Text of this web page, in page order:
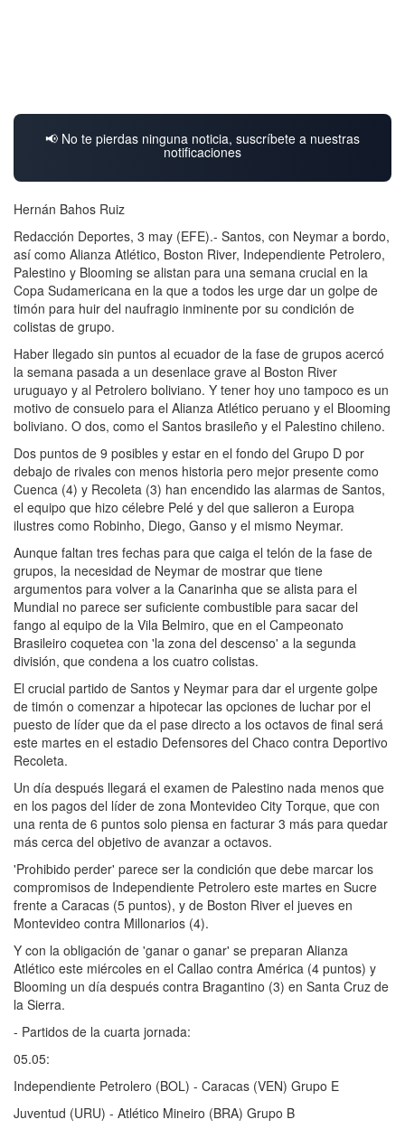
📢 No te pierdas ninguna noticia, suscríbete a nuestras
notificaciones
Hernán Bahos Ruiz
Redacción Deportes, 3 may (EFE).- Santos, con Neymar a bordo,
así como Alianza Atlético, Boston River, Independiente Petrolero,
Palestino y Blooming se alistan para una semana crucial en la
Copa Sudamericana en la que a todos les urge dar un golpe de
timón para huir del naufragio inminente por su condición de
colistas de grupo.
Haber llegado sin puntos al ecuador de la fase de grupos acercó
la semana pasada a un desenlace grave al Boston River
uruguayo y al Petrolero boliviano. Y tener hoy uno tampoco es un
motivo de consuelo para el Alianza Atlético peruano y el Blooming
boliviano. O dos, como el Santos brasileño y el Palestino chileno.
Dos puntos de 9 posibles y estar en el fondo del Grupo D por
debajo de rivales con menos historia pero mejor presente como
Cuenca (4) y Recoleta (3) han encendido las alarmas de Santos,
el equipo que hizo célebre Pelé y del que salieron a Europa
ilustres como Robinho, Diego, Ganso y el mismo Neymar.
Aunque faltan tres fechas para que caiga el telón de la fase de
grupos, la necesidad de Neymar de mostrar que tiene
argumentos para volver a la Canarinha que se alista para el
Mundial no parece ser suficiente combustible para sacar del
fango al equipo de la Vila Belmiro, que en el Campeonato
Brasileiro coquetea con 'la zona del descenso' a la segunda
división, que condena a los cuatro colistas.
El crucial partido de Santos y Neymar para dar el urgente golpe
de timón o comenzar a hipotecar las opciones de luchar por el
puesto de líder que da el pase directo a los octavos de final será
este martes en el estadio Defensores del Chaco contra Deportivo
Recoleta.
Un día después llegará el examen de Palestino nada menos que
en los pagos del líder de zona Montevideo City Torque, que con
una renta de 6 puntos solo piensa en facturar 3 más para quedar
más cerca del objetivo de avanzar a octavos.
'Prohibido perder' parece ser la condición que debe marcar los
compromisos de Independiente Petrolero este martes en Sucre
frente a Caracas (5 puntos), y de Boston River el jueves en
Montevideo contra Millonarios (4).
Y con la obligación de 'ganar o ganar' se preparan Alianza
Atlético este miércoles en el Callao contra América (4 puntos) y
Blooming un día después contra Bragantino (3) en Santa Cruz de
la Sierra.
- Partidos de la cuarta jornada:
05.05:
Independiente Petrolero (BOL) - Caracas (VEN) Grupo E
Juventud (URU) - Atlético Mineiro (BRA) Grupo B